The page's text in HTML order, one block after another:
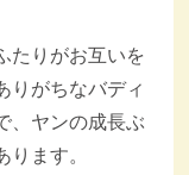
たりがお互いを
りがちなバディ
、ヤンの成長ぶ
ます。